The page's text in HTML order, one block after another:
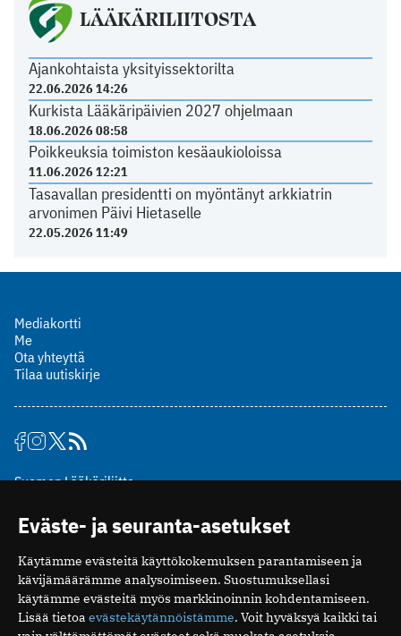
LÄÄKÄRILIITOSTA
Ajankohtaista yksityissektorilta
22.06.2026 14:26
Kurkista Lääkäripäivien 2027 ohjelmaan
18.06.2026 08:58
Poikkeuksia toimiston kesäaukioloissa
11.06.2026 12:21
Tasavallan presidentti on myöntänyt arkkiatrin
arvonimen Päivi Hietaselle
22.05.2026 11:49
Mediakortti
Me
Ota yhteyttä
Tilaa uutiskirje
Suomen Lääkäriliitto
00510 Helsinki
puh. (09) 393 091
toimitus@potilaanlaakarilehti.fi
ISSN 2323-9476
Eväste- ja seuranta-asetukset
Käytämme evästeitä käyttökokemuksen parantamiseen ja
kävijämäärämme analysoimiseen. Suostumuksellasi
käytämme evästeitä myös markkinoinnin kohdentamiseen.
Lisää tietoa evästekäytännöistämme. Voit hyväksyä kaikki tai